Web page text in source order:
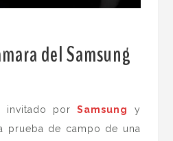
del Samsung
invitado porSamsung
y
prueba de campo de una